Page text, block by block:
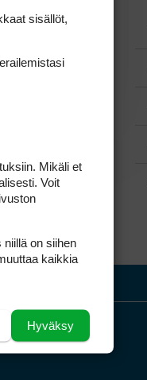
sisällöt,
Mikäli et
Voit
on siihen
kaikkia
Hyväksy